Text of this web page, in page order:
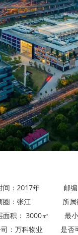
间：2017年 邮编
商圈：张江 所属
： 3000㎡ 最小分
：万科物业 是否可